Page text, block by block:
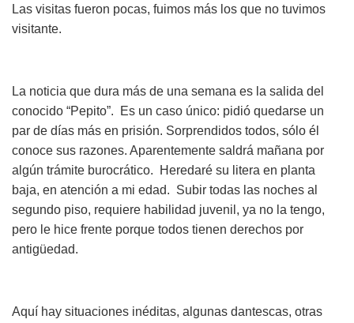
Las visitas fueron pocas, fuimos más los que no tuvimos
visitante.
La noticia que dura más de una semana es la salida del
conocido “Pepito”. Es un caso único: pidió quedarse un
par de días más en prisión. Sorprendidos todos, sólo él
conoce sus razones. Aparentemente saldrá mañana por
algún trámite burocrático. Heredaré su litera en planta
baja, en atención a mi edad. Subir todas las noches al
segundo piso, requiere habilidad juvenil, ya no la tengo,
pero le hice frente porque todos tienen derechos por
antigüedad.
Aquí hay situaciones inéditas, algunas dantescas, otras